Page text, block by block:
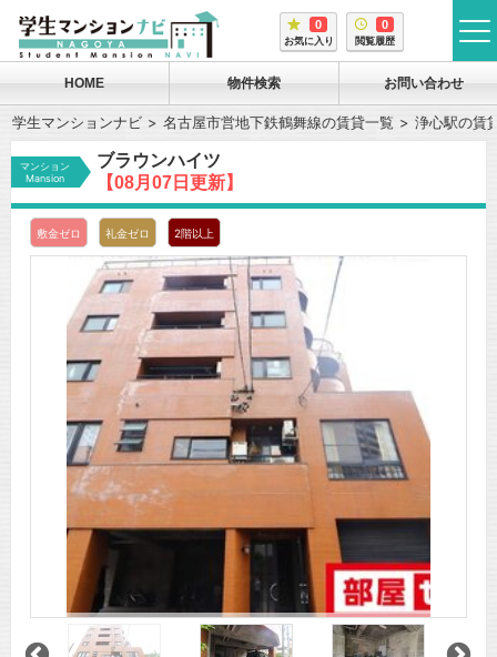
0
お気に入り
0
閲覧履歴
HOME 物件検索 お問い合わせ
学生マンションナビ 名古屋市営地下鉄鶴舞線の賃貸一覧 浄心駅の賃
マンション
Mansion
ブラウンハイツ
【08月07日更新】
敷金ゼロ 礼金ゼロ 2階以上